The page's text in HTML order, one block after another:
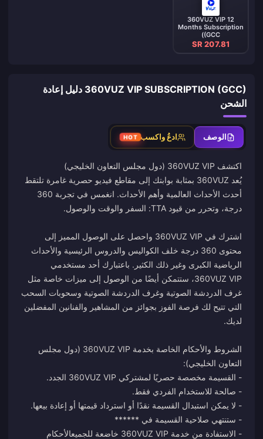
360VUZ VIP 12
Months Subscription
(GCC)
SR 207.81
360VUZ VIP SUBSCRIPTION (GCC) دليل إعادة
الشحن
الوصف ادعُ واكسب HOT
يُعد 360VUZ بمثابة بوابتك إلى مقاطع فيديو حصرية غامرة تلتقط
أحدث الأحداث العالمية وأهم الأحداث. انغمس في تجربة 360
اشترك في 360VUZ VIP واحصل على الوصول المميز إلى
محتوى 360 درجة خلف الكواليس والدروس الرئيسية والأحداث
الرياضية الكبرى وغير ذلك الكثير. باعتبارك أحد مستخدمي
360VUZ VIP، ستتمكن أيضًا من الوصول إلى ميزات خاصة مثل
غرف الدردشة الصوتية وغرف الدردشة الصوتية وسحوبات السحب
التي تتيح لك فرصة الفوز بجوائز من المشاهير والفنانين المفضلين
الشروط والأحكام الخاصة بخدمة 360VUZ VIP (دول مجلس
- الاستفادة من خدمة 360VUZ VIP خاضعة للجميع
الأحكام